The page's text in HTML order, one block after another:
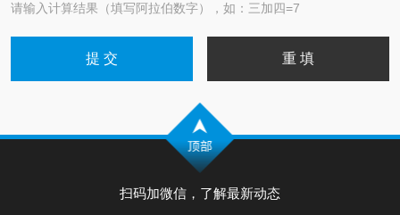
请输入计算结果（填写阿拉伯数字），如：三加四=7
扫码加微信，了解最新动态